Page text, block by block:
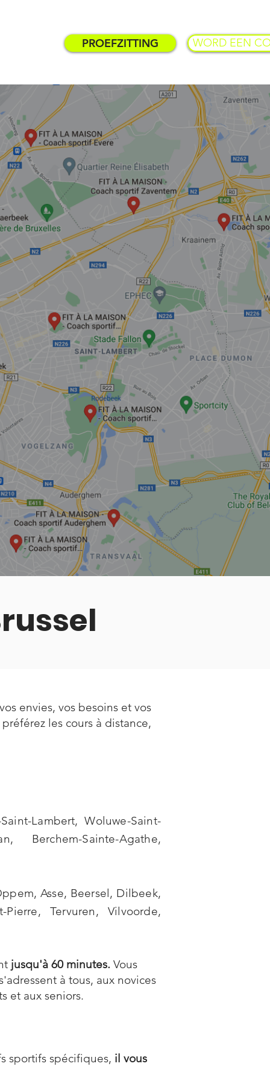
PROEFZITTING WORD EEN
envies, vos besoins et vos
préférez les cours à distance,
Lambert,Woluwe-Saint-
, Berchem-Sainte-Agathe,
,Asse, Beersel, Dilbeek,
Pierre, Tervuren, Vilvoorde,
jusqu'à 60 minutes. Vous
à tous, aux novices
et aux seniors.
sportifs spécifiques, il vous